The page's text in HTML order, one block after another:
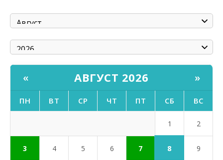
« АВГУСТ 2026 »
ПН ВТ СР ЧТ ПТ СБ ВС
1 2
3 4 5 6 7 8 9